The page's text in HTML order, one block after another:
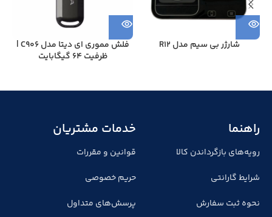
شارژر بی سیم مدل R12
فلش مموری ای دیتا مدل C906 |
ظرفیت 64 گیگابایت
راهنما
رویه‌های بازگرداندن کالا
شرایط گارانتی
نحوه ثبت سفارش
خدمات مشتریان
قوانین و مقررات
حریم خصوصی
پرسش‌های متداول